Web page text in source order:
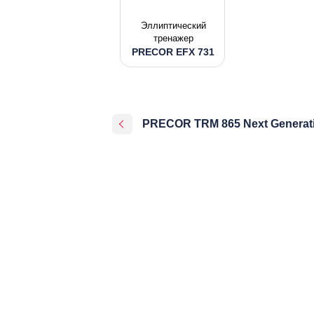
Эллиптический
тренажер
PRECOR EFX 731
PRECOR TRM 865 Next